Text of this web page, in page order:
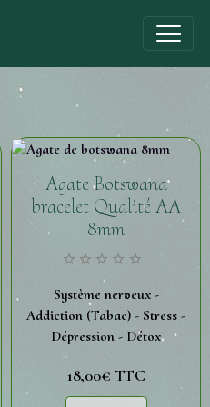
Agate Botswana
bracelet Qualité AA
8mm
Système nerveux -
Addiction (Tabac) - Stress -
Dépression - Détox
18,00€ TTC